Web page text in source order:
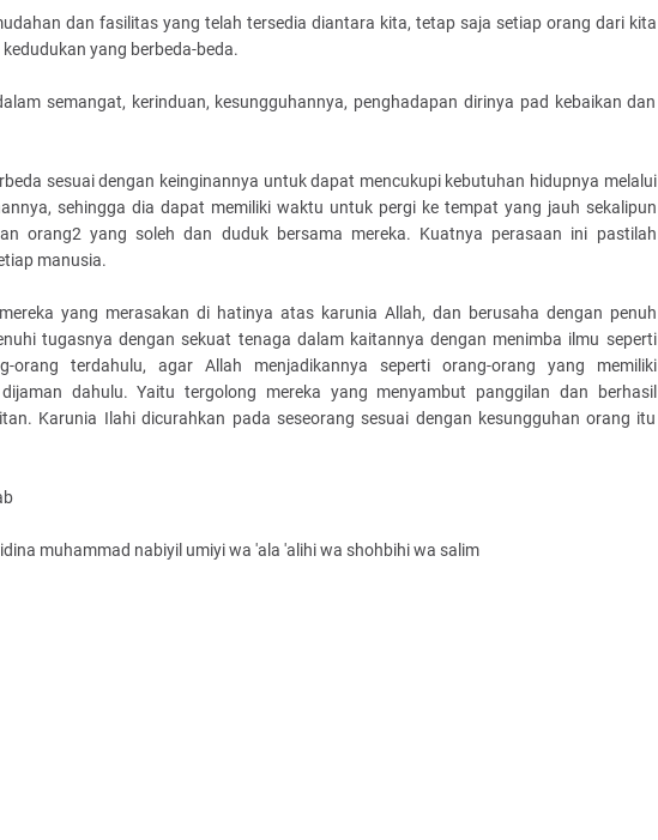
dan fasilitas yang telah tersedia diantara kita, tetap saja setiap orang dari kita
yang berbeda-beda.
semangat, kerinduan, kesungguhannya, penghadapan dirinya pad kebaikan dan
sesuai dengan keinginannya untuk dapat mencukupi kebutuhan hidupnya melalui
sehingga dia dapat memiliki waktu untuk pergi ke tempat yang jauh sekalipun
orang2 yang soleh dan duduk bersama mereka. Kuatnya perasaan ini pastilah
manusia.
yang merasakan di hatinya atas karunia Allah, dan berusaha dengan penuh
tugasnya dengan sekuat tenaga dalam kaitannya dengan menimba ilmu seperti
orang terdahulu, agar Allah menjadikannya seperti orang-orang yang memiliki
dahulu. Yaitu tergolong mereka yang menyambut panggilan dan berhasil
Karunia Ilahi dicurahkan pada seseorang sesuai dengan kesungguhan orang itu
muhammad nabiyil umiyi wa 'ala 'alihi wa shohbihi wa salim